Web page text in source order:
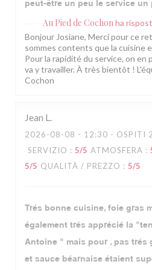
peut-être un peu le service
Au Pied de Cochonha
Bonjour Josiane, Merci pour ce
sommes contents que la cuisine
Pour la rapidité du service, on en
va y travailler. À très bientôt !
Cochon
Jean L
2026-08-08 - 12:30 - OSPITI 2
SERVIZIO : 5/5 ATMOSFERA :
5/5 QUALITÀ / PREZZO : 5/5
Trés bonne cuisine, foie gras
également trés apprécié la
Antoine " mais pour , pas trés
et sauce béarnaise étaient